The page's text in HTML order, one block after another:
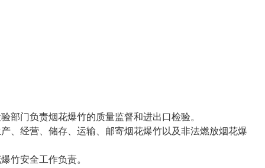
门负责烟花爆竹的质量监督和进出口检验。
经营、储存、运输、邮寄烟花爆竹以及非法燃放烟花爆
竹安全工作负责。